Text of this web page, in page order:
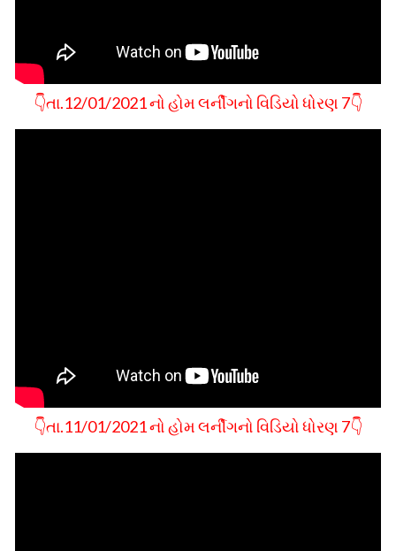
👇તા.12/01/2021 નો હોમ લર્નીગનો વિડિયો ધોરણ 7👇
👇તા.11/01/2021 નો હોમ લર્નીગનો વિડિયો ધોરણ 7👇